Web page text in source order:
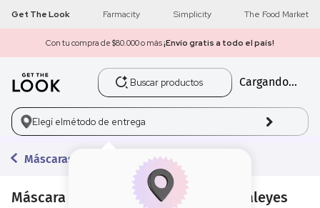
Get The Look Farmacity Simplicity The Food Market
Con tu compra de $80.000 o más¡Envío gratis a todo el país!
Buscar productos
Cargando...
Elegí elmétodo de entrega
Máscaras de Pestañas
Máscara de Pestañas Rimmel Scandaleyes
1 get the look
2 máscara pestañas
3.